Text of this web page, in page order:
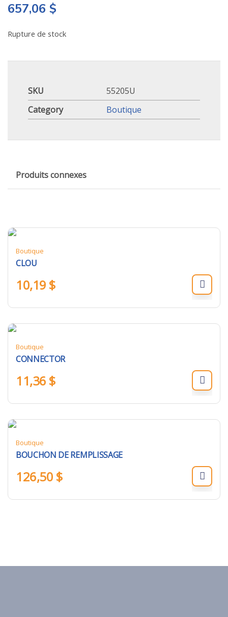
657,06 $
Rupture de stock
SKU
55205U
Category
Boutique
Produits connexes
Boutique
CLOU
10,19 $
Boutique
CONNECTOR
11,36 $
Boutique
BOUCHON DE REMPLISSAGE
126,50 $